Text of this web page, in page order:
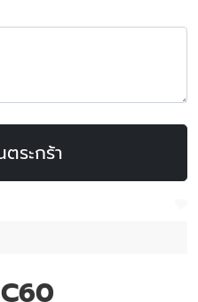
ตระกร้า